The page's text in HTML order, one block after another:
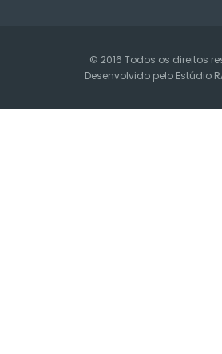
© 2016 Todos os direitos
Desenvolvido pelo Estúdio